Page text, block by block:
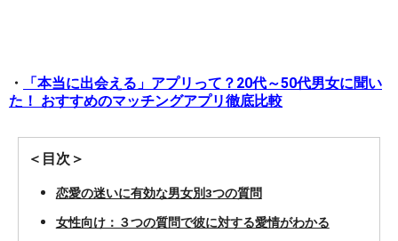
・
「本当に出会える」アプリって？20代～50代男女に聞い
た！ おすすめのマッチングアプリ徹底比較
＜目次＞
恋愛の迷いに有効な男女別3つの質問
女性向け：３つの質問で彼に対する愛情がわかる